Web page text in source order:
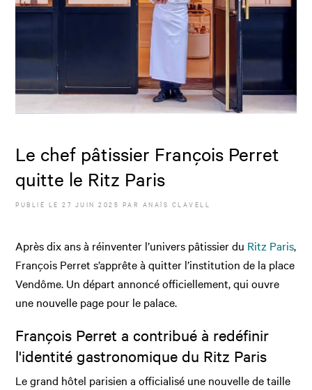
Le chef pâtissier François Perret
quitte le Ritz Paris
PUBLIÉ LE27 JUIN 2025 PAR ANAÏS CLAVELL
Après dix ans à réinventer l’univers pâtissier du Ritz Paris,
François Perret s’apprête à quitter l’institution de la place
Vendôme. Un départ annoncé officiellement, qui ouvre
une nouvelle page pour le palace.
François Perret a contribué à redéfinir
l'identité gastronomique du Ritz Paris
Le grand hôtel parisien a officialisé une nouvelle de taille